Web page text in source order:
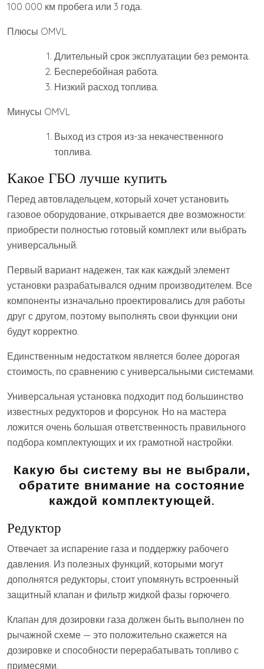
100 000 км пробега или 3 года.
Плюсы OMVL
Длительный срок эксплуатации без ремонта.
Бесперебойная работа.
Низкий расход топлива.
Минусы OMVL
Выход из строя из-за некачественного
топлива.
Какое ГБО лучше купить
Перед автовладельцем, который хочет установить
газовое оборудование, открывается две возможности:
приобрести полностью готовый комплект или выбрать
универсальный.
Первый вариант надежен, так как каждый элемент
установки разрабатывался одним производителем. Все
компоненты изначально проектировались для работы
друг с другом, поэтому выполнять свои функции они
будут корректно.
Единственным недостатком является более дорогая
стоимость, по сравнению с универсальными системами.
Универсальная установка подходит под большинство
известных редукторов и форсунок. Но на мастера
ложится очень большая ответственность правильного
подбора комплектующих и их грамотной настройки.
Какую бы систему вы не выбрали,
обратите внимание на состояние
каждой комплектующей.
Редуктор
Отвечает за испарение газа и поддержку рабочего
давления. Из полезных функций, которыми могут
дополнятся редукторы, стоит упомянуть встроенный
защитный клапан и фильтр жидкой фазы горючего.
Клапан для дозировки газа должен быть выполнен по
рычажной схеме — это положительно скажется на
дозировке и способности перерабатывать топливо с
примесями.